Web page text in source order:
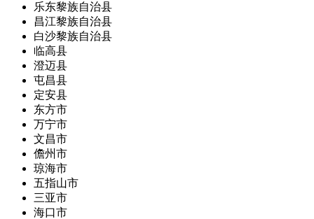
乐东黎族自治县
昌江黎族自治县
白沙黎族自治县
临高县
澄迈县
屯昌县
定安县
东方市
万宁市
文昌市
儋州市
琼海市
五指山市
三亚市
海口市